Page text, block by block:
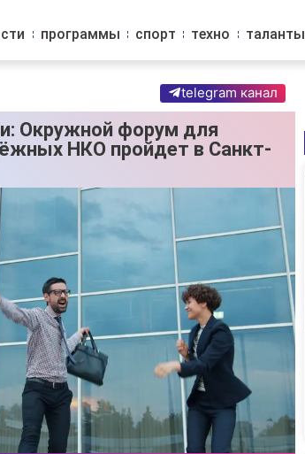
программы спорт техно таланты
telegram канал
Окружной форум для
НКО пройдет в Санкт-